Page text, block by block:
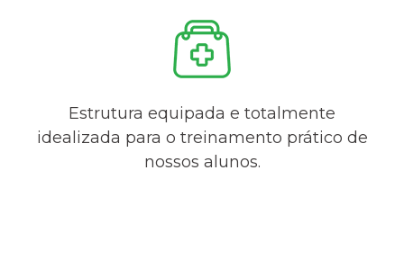
Estrutura equipada e totalmente
idealizada para o treinamento prático de
nossos alunos.